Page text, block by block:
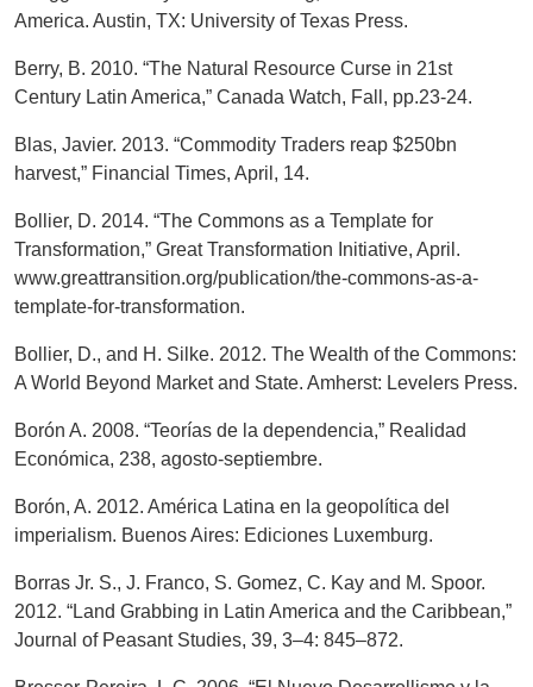
America. Austin, TX: University of Texas Press.
Berry, B. 2010. “The Natural Resource Curse in 21st
Century Latin America,” Canada Watch, Fall, pp.23-24.
Blas, Javier. 2013. “Commodity Traders reap $250bn
harvest,” Financial Times, April, 14.
Bollier, D. 2014. “The Commons as a Template for
Transformation,” Great Transformation Initiative, April.
www.greattransition.org/publication/the-commons-as-a-
template-for-transformation.
Bollier, D., and H. Silke. 2012. The Wealth of the Commons:
A World Beyond Market and State. Amherst: Levelers Press.
Borón A. 2008. “Teorías de la dependencia,” Realidad
Económica, 238, agosto-septiembre.
Borón, A. 2012. América Latina en la geopolítica del
imperialism. Buenos Aires: Ediciones Luxemburg.
Borras Jr. S., J. Franco, S. Gomez, C. Kay and M. Spoor.
2012. “Land Grabbing in Latin America and the Caribbean,”
Journal of Peasant Studies, 39, 3–4: 845–872.